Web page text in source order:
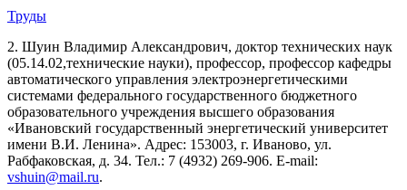
Труды
2. Шуин Владимир Александрович, доктор технических наук
(05.14.02,технические науки), профессор, профессор кафедры
автоматического управления электроэнергетическими
системами федерального государственного бюджетного
образовательного учреждения высшего образования
«Ивановский государственный энергетический университет
имени В.И. Ленина». Адрес: 153003, г. Иваново, ул.
Рабфаковская, д. 34. Тел.: 7 (4932) 269-906. E-mail:
vshuin@mail.ru.